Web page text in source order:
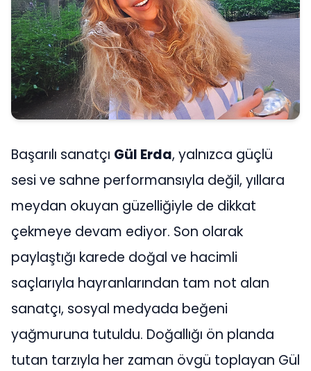
Başarılı sanatçı Gül Erda, yalnızca güçlü
sesi ve sahne performansıyla değil, yıllara
meydan okuyan güzelliğiyle de dikkat
çekmeye devam ediyor. Son olarak
paylaştığı karede doğal ve hacimli
saçlarıyla hayranlarından tam not alan
sanatçı, sosyal medyada beğeni
yağmuruna tutuldu. Doğallığı ön planda
tutan tarzıyla her zaman övgü toplayan Gül